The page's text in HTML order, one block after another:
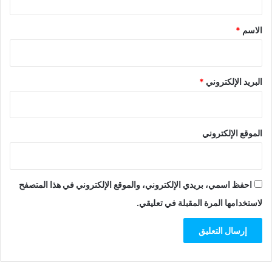
*
الاسم *
البريد الإلكتروني *
الموقع الإلكتروني
احفظ اسمي، بريدي الإلكتروني، والموقع الإلكتروني في هذا المتصفح
لاستخدامها المرة المقبلة في تعليقي.